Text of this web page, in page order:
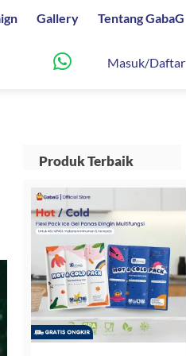
Gallery Tentang GabaG
Masuk/Daftar
Produk Terbaik